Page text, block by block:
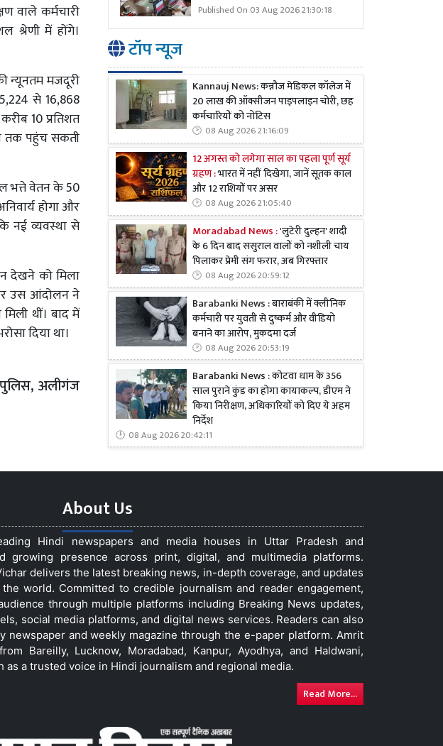
वाले कर्मचारी
श्रेणी में होंगे।
न्यूनतम मजदूरी
से 16,868
10 प्रतिशत
तक पहुंच सकती
भत्ते वेतन के 50
होगा और
नई व्यवस्था से
देखने को मिला
उस आंदोलन ने
थीं। बाद में
दिया था।
अलीगंज
Published On 03 Aug 2026 21:30:18
टॉप न्यूज
Kannauj News: कन्नौज मेडिकल कॉलेज में
20 लाख की ऑक्सीजन पाइपलाइन चोरी, छह
कर्मचारियों को नोटिस
08 Aug 2026 21:16:09
12 अगस्त को लगेगा साल का पहला पूर्ण सूर्य
ग्रहण :भारत में नहीं दिखेगा, जानें सूतक काल
और 12 राशियों पर असर
08 Aug 2026 21:05:40
Moradabad News :'लुटेरी दुल्हन' शादी
के 6 दिन बाद ससुराल वालों को नशीली चाय
पिलाकर प्रेमी संग फरार, अब गिरफ्तार
08 Aug 2026 20:59:12
Barabanki News : बाराबंकी में क्लीनिक
कर्मचारी पर युवती से दुष्कर्म और वीडियो
बनाने का आरोप, मुकदमा दर्ज
08 Aug 2026 20:53:19
Barabanki News : कोटवा धाम के 356
साल पुराने कुंड का होगा कायाकल्प, डीएम ने
किया निरीक्षण, अधिकारियों को दिए ये अहम
निर्देश
08 Aug 2026 20:42:11
About Us
Hindi newspapers and media houses in Uttar Pradesh and
growing presence across print, digital, and multimedia platforms.
delivers the latest breaking news, in-depth coverage, and updates
world. Committed to credible journalism and reader engagement,
through multiple platforms including Breaking News updates,
social media platforms, and digital news services. Readers can also
newspaper and weekly magazine through the e-paper platform. Amrit
Bareilly, Lucknow, Moradabad, Kanpur, Ayodhya, and Haldwani,
a trusted voice in Hindi journalism and regional media.
Read More...